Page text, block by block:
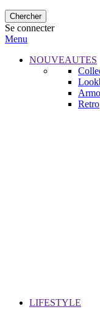
Chercher
Se connecter
Menu
NOUVEAUTES
Retro
LIFESTYLE